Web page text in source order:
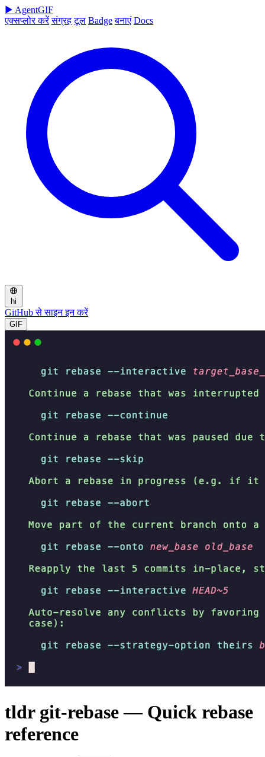
▶ AgentGIF
एक्सप्लोर करें संग्रह टूल Badge बनाएं Docs
hi
GitHub से साइन इन करें
GIF
tldr git-rebase — Quick rebase
reference